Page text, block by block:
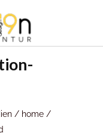
/ home /